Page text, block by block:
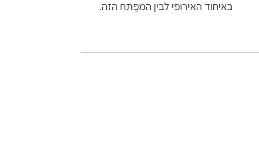
באיחוד האירופי לבין המפַתח הזה.